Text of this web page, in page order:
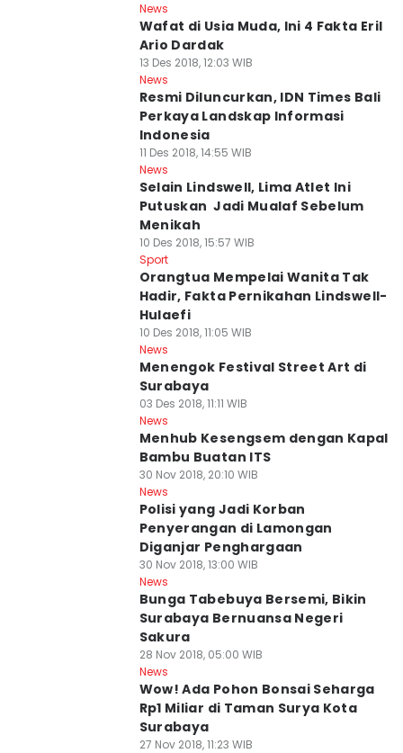
News
Wafat di Usia Muda, Ini 4 Fakta Eril
Ario Dardak
13 Des 2018, 12:03 WIB
News
Resmi Diluncurkan, IDN Times Bali
Perkaya Landskap Informasi
Indonesia
11 Des 2018, 14:55 WIB
News
Selain Lindswell, Lima Atlet Ini
Putuskan Jadi Mualaf Sebelum
Menikah
10 Des 2018, 15:57 WIB
Sport
Orangtua Mempelai Wanita Tak
Hadir, Fakta Pernikahan Lindswell-
Hulaefi
10 Des 2018, 11:05 WIB
News
Menengok Festival Street Art di
Surabaya
03 Des 2018, 11:11 WIB
News
Menhub Kesengsem dengan Kapal
Bambu Buatan ITS
30 Nov 2018, 20:10 WIB
News
Polisi yang Jadi Korban
Penyerangan di Lamongan
Diganjar Penghargaan
30 Nov 2018, 13:00 WIB
News
Bunga Tabebuya Bersemi, Bikin
Surabaya Bernuansa Negeri
Sakura
28 Nov 2018, 05:00 WIB
News
Wow! Ada Pohon Bonsai Seharga
Rp1 Miliar di Taman Surya Kota
Surabaya
27 Nov 2018, 11:23 WIB